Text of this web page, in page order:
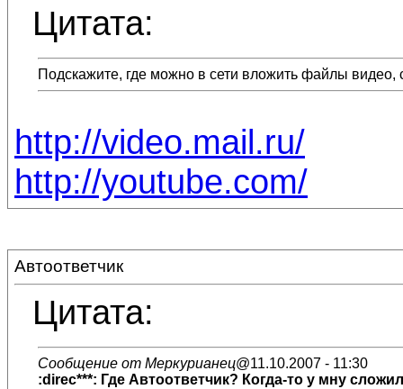
Цитата:
Подскажите, где можно в сети вложить файлы
http://video.mail.ru/
http://youtube.com/
Автоответчик
Цитата:
Сообщение от Меркурианец@11.10.2007 - 11:30
:direc***: Где Автоответчик? Когда-то у мну